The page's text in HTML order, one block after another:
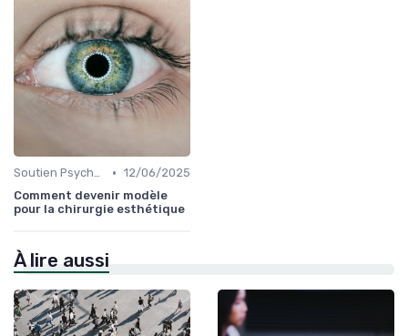
Soutien Psychologique et Thérapies • 12/06/2025
Comment devenir modèle
pour la chirurgie esthétique
À lire aussi